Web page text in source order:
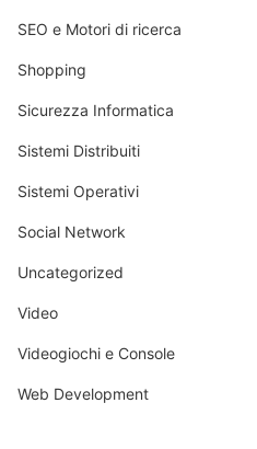
SEO e Motori di ricerca
Shopping
Sicurezza Informatica
Sistemi Distribuiti
Sistemi Operativi
Social Network
Uncategorized
Video
Videogiochi e Console
Web Development